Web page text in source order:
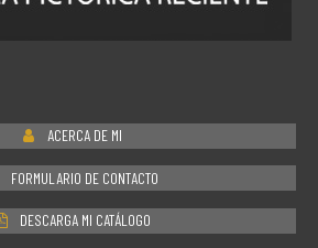
ACERCA DE MI
FORMULARIO DE CONTACTO
DESCARGA MI CATÁLOGO